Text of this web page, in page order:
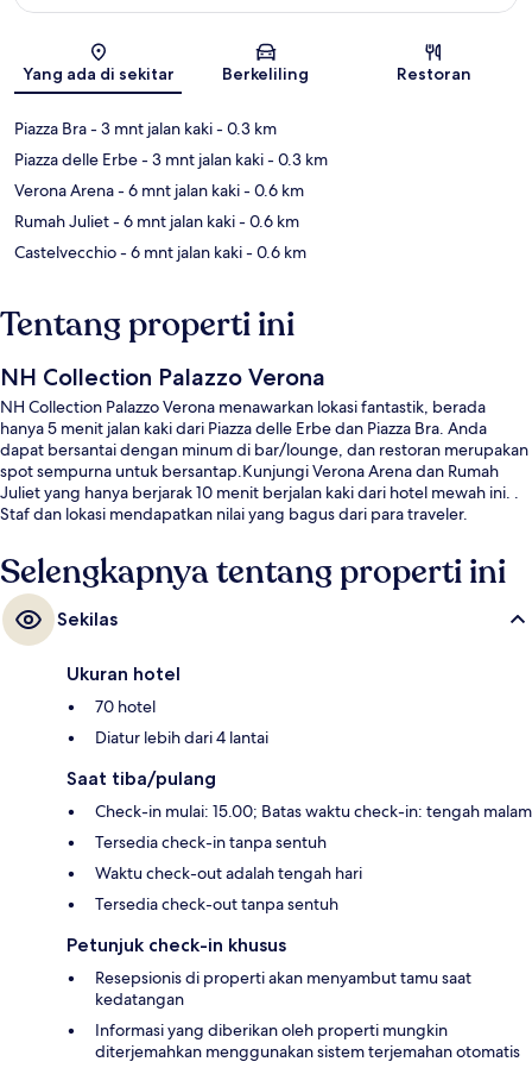
Peta
Yang ada di sekitar Berkeliling Restoran
Piazza Bra- 3 mnt jalan kaki- 0.3 km
Piazza delle Erbe- 3 mnt jalan kaki- 0.3 km
Verona Arena- 6 mnt jalan kaki- 0.6 km
Rumah Juliet- 6 mnt jalan kaki- 0.6 km
Castelvecchio- 6 mnt jalan kaki- 0.6 km
Tentang properti ini
NH Collection Palazzo Verona
NH Collection Palazzo Verona menawarkan lokasi fantastik, berada
hanya 5 menit jalan kaki dari Piazza delle Erbe dan Piazza Bra. Anda
dapat bersantai dengan minum di bar/lounge, dan restoran merupakan
spot sempurna untuk bersantap.Kunjungi Verona Arena dan Rumah
Juliet yang hanya berjarak 10 menit berjalan kaki dari hotel mewah ini. .
Staf dan lokasi mendapatkan nilai yang bagus dari para traveler.
Selengkapnya tentang properti ini
Sekilas
Ukuran hotel
70 hotel
Diatur lebih dari 4 lantai
Saat tiba/pulang
Check-in mulai: 15.00; Batas waktu check-in: tengah malam
Tersedia check-in tanpa sentuh
Waktu check-out adalah tengah hari
Tersedia check-out tanpa sentuh
Petunjuk check-in khusus
Resepsionis di properti akan menyambut tamu saat
kedatangan
Informasi yang diberikan oleh properti mungkin
diterjemahkan menggunakan sistem terjemahan otomatis